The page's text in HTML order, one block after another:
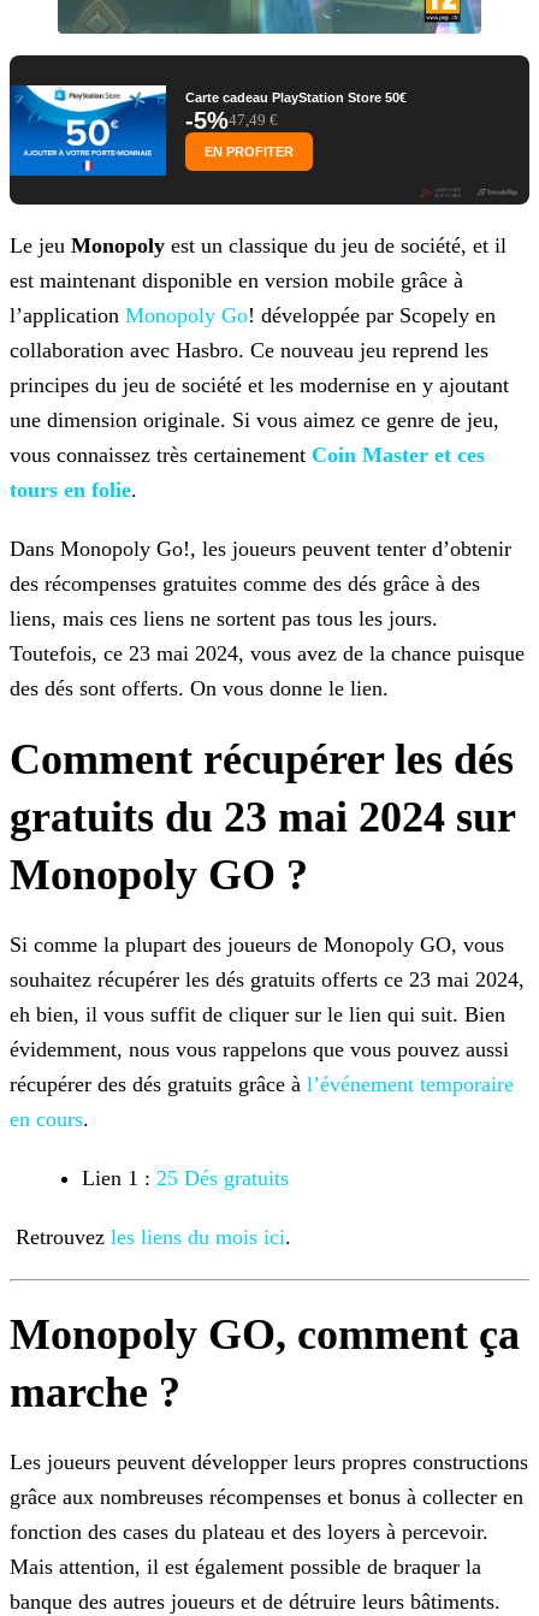
Carte cadeau PlayStation Store 50€
-5%47,49 €
EN PROFITER
Le jeu Monopoly est un classique du jeu de société, et il
est maintenant disponible en version mobile grâce à
l’application Monopoly Go! développée par Scopely en
collaboration avec Hasbro. Ce nouveau jeu reprend les
principes du jeu de société et les modernise en y ajoutant
une dimension originale. Si vous aimez ce genre de jeu,
vous connaissez très certainement Coin Master et ces
tours en folie.
Dans Monopoly Go!, les joueurs peuvent tenter d’obtenir
des récompenses gratuites comme des dés grâce à des
liens, mais ces liens ne sortent pas tous les jours.
Toutefois, ce 23 mai 2024, vous avez de la chance puisque
des dés sont offerts. On vous donne le lien.
Comment récupérer les dés
gratuits du 23 mai 2024 sur
Monopoly GO ?
Si comme la plupart des joueurs de Monopoly GO, vous
souhaitez récupérer les dés gratuits offerts ce 23 mai 2024,
eh bien, il vous suffit de cliquer sur le lien qui suit. Bien
évidemment, nous vous rappelons que vous pouvez aussi
récupérer des dés gratuits grâce à l’événement temporaire
en cours.
Lien 1 : 25 Dés gratuits
Retrouvez les liens du mois ici.
Monopoly GO, comment ça
marche ?
Les joueurs peuvent développer leurs propres constructions
grâce aux nombreuses récompenses et bonus à collecter en
fonction des cases du plateau et des loyers à percevoir.
Mais attention, il est également possible de braquer la
banque des autres joueurs et de détruire leurs bâtiments.